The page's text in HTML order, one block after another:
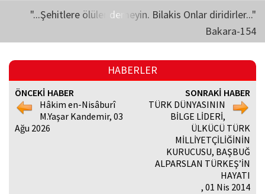
"...Şehitlere ölüler demeyin. Bilakis Onlar diridirler..."
Bakara-154
HABERLER
ÖNCEKİ HABER
Hâkim en-Nisâburî
M.Yaşar Kandemir, 03
Ağu 2026
SONRAKİ HABER
TÜRK DÜNYASININ
BİLGE LİDERİ,
ÜLKÜCÜ TÜRK
MİLLİYETÇİLİĞİNİN
KURUCUSU, BAŞBUĞ
ALPARSLAN TÜRKEŞ’İN
HAYATI
, 01 Nis 2014